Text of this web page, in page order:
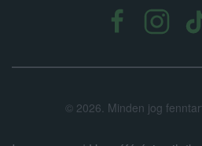
© 2026. Minden jog